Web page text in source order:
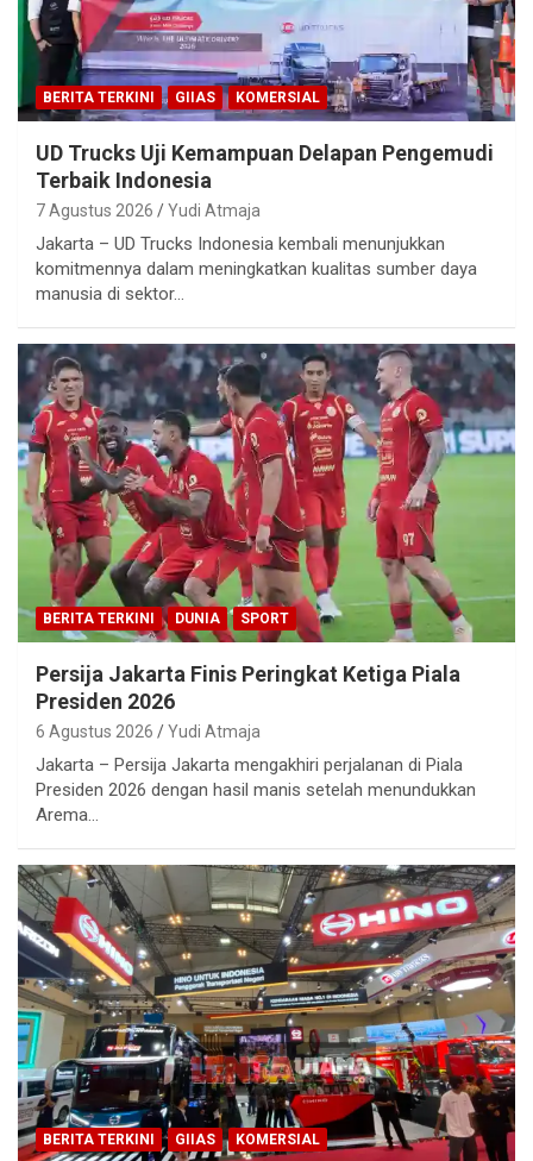
BERITA TERKINI GIIAS KOMERSIAL
UD Trucks Uji Kemampuan Delapan Pengemudi
Terbaik Indonesia
7 Agustus 2026 Yudi Atmaja
Jakarta – UD Trucks Indonesia kembali menunjukkan
komitmennya dalam meningkatkan kualitas sumber daya
manusia di sektor…
BERITA TERKINI DUNIA SPORT
Persija Jakarta Finis Peringkat Ketiga Piala
Presiden 2026
6 Agustus 2026 Yudi Atmaja
Jakarta – Persija Jakarta mengakhiri perjalanan di Piala
Presiden 2026 dengan hasil manis setelah menundukkan
Arema…
BERITA TERKINI GIIAS KOMERSIAL